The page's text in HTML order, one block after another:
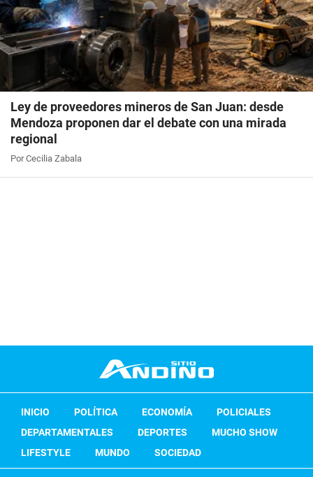
Ley de proveedores mineros de San Juan: desde
Mendoza proponen dar el debate con una mirada
regional
Por Cecilia Zabala
INICIO POLÍTICA ECONOMÍA
POLICIALES
DEPARTAMENTALES
DEPORTES
MUCHO SHOW
LIFESTYLE
MUNDO SOCIEDAD